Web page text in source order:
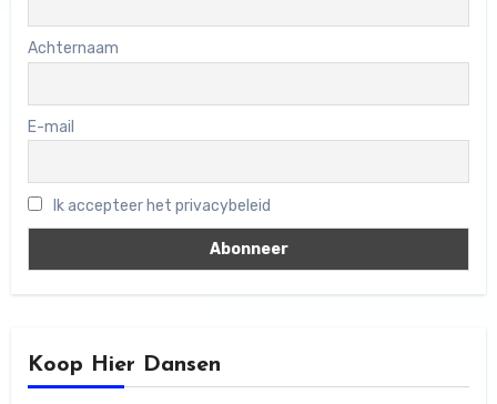
Achternaam
E-mail
Ik accepteer het privacybeleid
Koop Hier Dansen